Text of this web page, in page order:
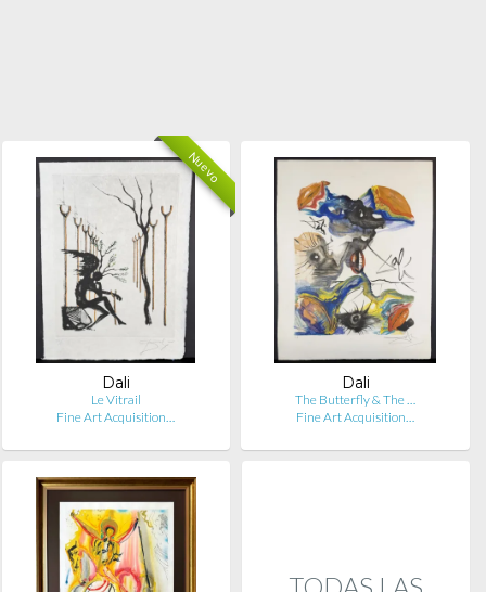
Nuevo
Dali
Le Vitrail
Fine Art Acquisition…
Dali
The Butterfly & The …
Fine Art Acquisition…